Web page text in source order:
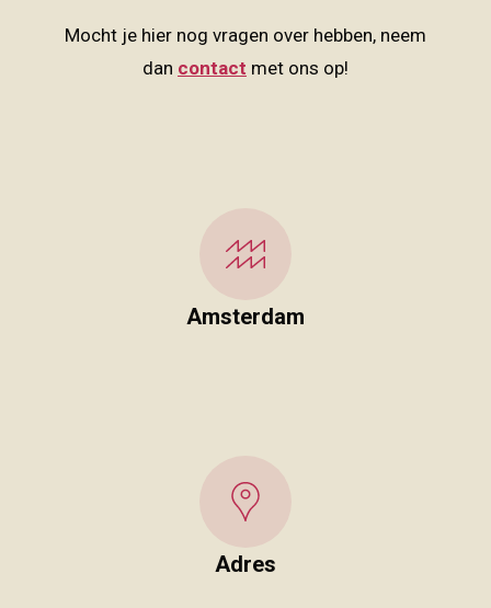
Mocht je hier nog vragen over hebben, neem
dan contact met ons op!
Amsterdam
Adres